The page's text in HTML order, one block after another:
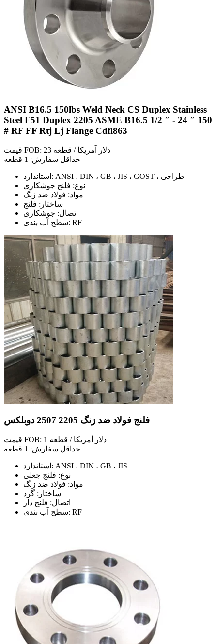
ANSI B16.5 150lbs Weld Neck CS Duplex Stainless
Steel F51 Duplex 2205 ASME B16.5 1/2 ″ - 24 ″ 150
# RF FF Rtj Lj Flange Cdfl863
قیمت FOB: 23 دلار آمریکا / قطعه
حداقل سفارش: 1 قطعه
استاندارد: ANSI ، DIN ، GB ، JIS ، GOST ، طراحی
نوع: فلنج جوشکاری
مواد: فولاد ضد زنگ
ساختار: فلنج
اتصال: جوشکاری
سطح آب بندی: RF
فلنج فولاد ضد زنگ 2205 2507 دوبلکس
قیمت FOB: 1 دلار آمریکا / قطعه
حداقل سفارش: 1 قطعه
استاندارد: ANSI ، DIN ، GB ، JIS
نوع: فلنج جعلی
مواد: فولاد ضد زنگ
ساختار: گرد
اتصال: فلنج دار
سطح آب بندی: RF